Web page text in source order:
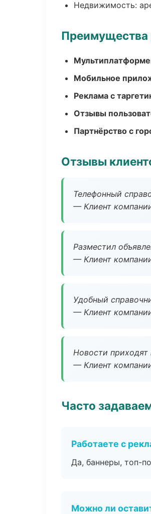
Недвижимость:
Преимущества
Мобильное
Реклама с
Отзывы
Партнёрство с
Отзывы
Телефонный
— Клиент
Разместил
— Клиент
Удобный
— Клиент
Новости приходят
— Клиент
Часто
Работаете с
Да, баннеры, топ-
Можно ли